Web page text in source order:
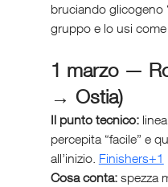
bruciando glicogeno
gruppo e lo usi
1 marzo —
→ Ostia)
Il punto tecnico:
percepita “facile” e
all’inizio. Finishers+1
Cosa conta: spezza